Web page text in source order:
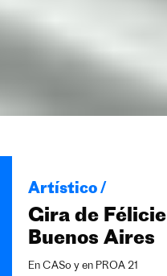
Artístico /
Gira de
Buenos Aires
En CASo y en PROA 21